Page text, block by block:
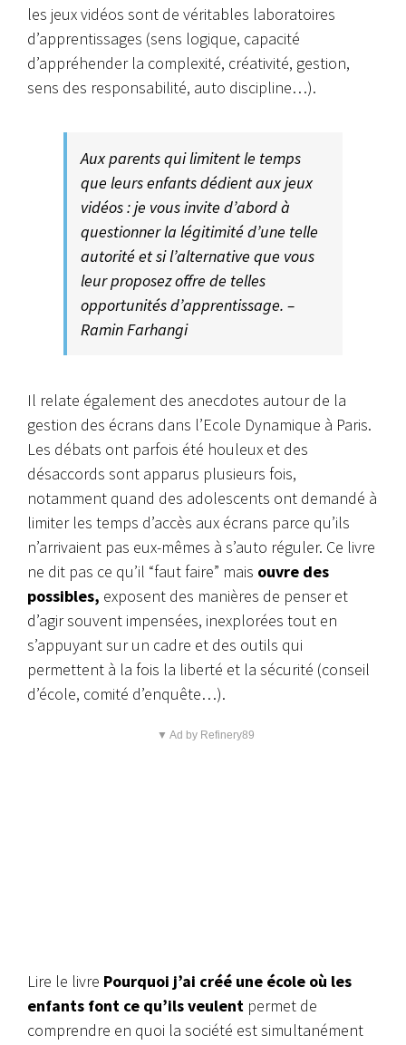
les jeux vidéos sont de véritables laboratoires
d’apprentissages (sens logique, capacité
d’appréhender la complexité, créativité, gestion,
sens des responsabilité, auto discipline…).
Aux parents qui limitent le temps
que leurs enfants dédient aux jeux
vidéos : je vous invite d’abord à
questionner la légitimité d’une telle
autorité et si l’alternative que vous
leur proposez offre de telles
opportunités d’apprentissage. –
Ramin Farhangi
Il relate également des anecdotes autour de la
gestion des écrans dans l’Ecole Dynamique à Paris.
Les débats ont parfois été houleux et des
désaccords sont apparus plusieurs fois,
notamment quand des adolescents ont demandé à
limiter les temps d’accès aux écrans parce qu’ils
n’arrivaient pas eux-mêmes à s’auto réguler. Ce livre
ne dit pas ce qu’il “faut faire” mais ouvre des
possibles, exposent des manières de penser et
d’agir souvent impensées, inexplorées tout en
s’appuyant sur un cadre et des outils qui
permettent à la fois la liberté et la sécurité (conseil
d’école, comité d’enquête…).
▼ Ad by Refinery89
Lire le livre Pourquoi j’ai créé une école où les
enfants font ce qu’ils veulent permet de
comprendre en quoi la société est simultanément